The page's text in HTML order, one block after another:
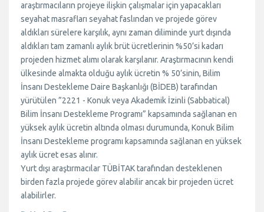
araştırmacıların projeye ilişkin çalışmalar için yapacakları
seyahat masrafları seyahat faslından ve projede görev
aldıkları sürelere karşılık, aynı zaman diliminde yurt dışında
aldıkları tam zamanlı aylık brüt ücretlerinin %50’si kadarı
projeden hizmet alımı olarak karşılanır. Araştırmacının kendi
ülkesinde almakta olduğu aylık ücretin % 50’sinin, Bilim
İnsanı Destekleme Daire Başkanlığı (BİDEB) tarafından
yürütülen ”2221 - Konuk veya Akademik İzinli (Sabbatical)
Bilim İnsanı Destekleme Programı” kapsamında sağlanan en
yüksek aylık ücretin altında olması durumunda, Konuk Bilim
İnsanı Destekleme programı kapsamında sağlanan en yüksek
aylık ücret esas alınır.
Yurt dışı araştırmacılar TÜBİTAK tarafından desteklenen
birden fazla projede görev alabilir ancak bir projeden ücret
alabilirler.